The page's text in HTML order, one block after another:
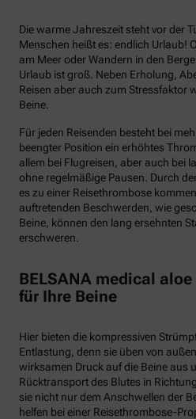
Die warme Jahreszeit steht vor der
Menschen heißt es: endlich Urlaub!
am Meer oder Wandern in den
Urlaub ist groß. Neben Erholung,
Reisen aber auch zum Stressfaktor
Beine.
Für jeden Reisenden besteht bei
beengter Position ein erhöhtes
allem bei Flugreisen, aber auch bei
ohne regelmäßige Pausen. Durch
es zu einer Reisethrombose
auftretenden Beschwerden, wie
Beine, können den lang ersehnten
erschweren.
BELSANA medical
für Ihre Beine
Hier bieten die kompressiven
Entlastung, denn sie üben von
wirksamen Druck auf die Beine aus
Rücktransport des Blutes in
sie nicht nur dem Anschwellen der
helfen bei einer Reisethrombose-